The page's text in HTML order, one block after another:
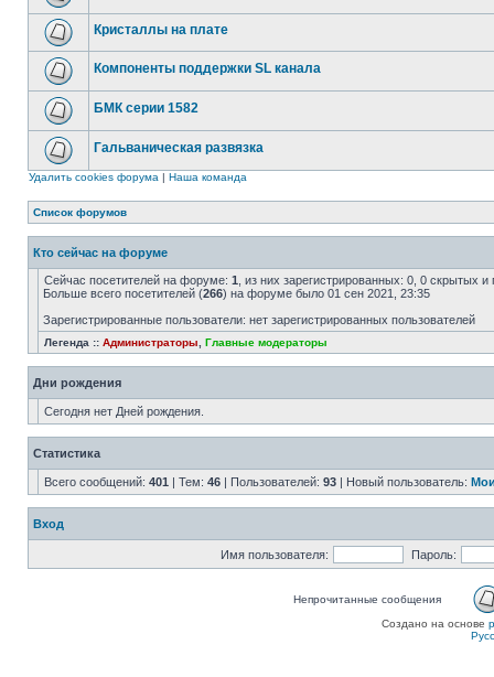
Кристаллы на плате
Компоненты поддержки SL канала
БМК серии 1582
Гальваническая развязка
Удалить cookies форума | Наша команда
Список форумов
Кто сейчас на форуме
Сейчас посетителей на форуме: 1 , из них зарегистрированных: 0, 0 скрытых
Больше всего посетителей (266) на форуме было 01 сен 2021, 23:35
Зарегистрированные пользователи: нет зарегистрированных пользователей
Легенда :: Администраторы Главные модераторы
Дни рождения
Сегодня нет Дней рождения.
Статистика
Всего сообщений: 401 | Тем: 46 | Пользователей: 93 | Новый пользователь:
Вход
Имя пользователя: Пароль:
Непрочитанные сообщения
Создано на основе